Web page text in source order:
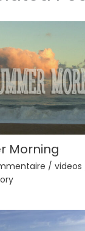
Morning
/ videos